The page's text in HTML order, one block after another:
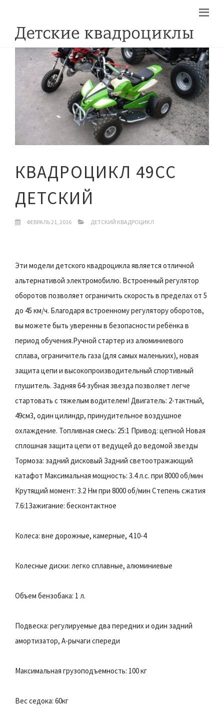
КВАДРОЦИКЛ 49CC
ДЕТСКИЙ
ФЕВРАЛЬ 21, 2016 ДЕТСКИЙ КВАДРОЦИКЛ
Эти модели детского квадроцикла является отличной
альтернативой электромобилю. Встроенный регулятор
оборотов позволяет ограничить скорость в пределах от 5
до 45 км/ч. Благодаря встроенному регулятору оборотов,
вы можете быть уверенны в безопасности ребёнка в
период обучения.Ручной стартер из алюминиевого
сплава, ограничитель газа (для самых маленьких), новая
защита цепи и высокопроизводительный спортивный
глушитель. Задняя 64-зубная звезда позволяет легче
стартовать с тяжелым водителем! Двигатель: 2-тактный,
49см3, один цилиндр, принудительное воздушное
охлаждение. Топливная смесь: 25:1 Привод: цепной Новая
сплошная защита цепи от ведущей до ведомой звезды
Тормоза: задний дисковый Задний светоотражающий
катафот Максимальная мощность: 3.4 л.с. при 8000 об/мин
Крутящий момент: 3.2 Нм при 8000 об/мин Степень сжатия
7.6:1Зажигание: бесконтактное
Колеса: вне дорожные, камерные, 4.10-4
Колесные диски: легко сплавные, алюминиевые
Объем бензобака: 1 л.
Подвеска: регулируемые два передних и один задний
амортизатор, А-рычаги спереди
Максимальная грузоподъемность: 100 кг
Вес седока: 60кг